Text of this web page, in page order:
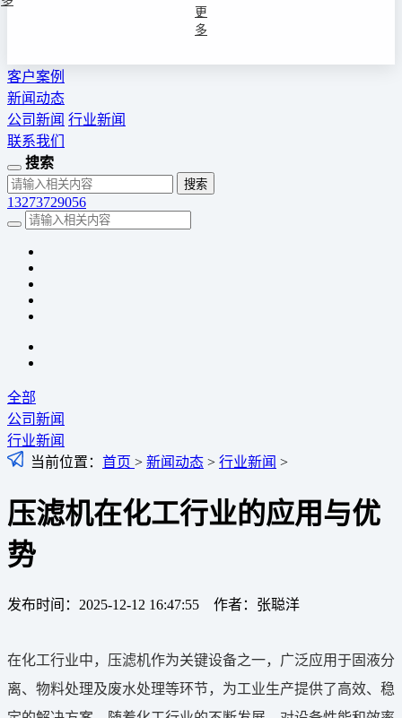
更
多
客户案例
新闻动态
公司新闻 行业新闻
联系我们
搜索
13273729056
全部
公司新闻
行业新闻
当前位置： 首页 > 新闻动态 > 行业新闻 >
压滤机在化工行业的应用与优
势
发布时间：2025-12-12 16:47:55 作者：张聪洋
在化工行业中，压滤机作为关键设备之一，广泛应用于固液分
离、物料处理及废水处理等环节，为工业生产提供了高效、稳